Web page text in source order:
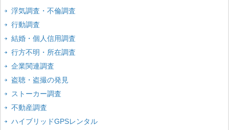
浮気調査・不倫調査
行動調査
結婚・個人信用調査
行方不明・所在調査
企業関連調査
盗聴・盗撮の発見
ストーカー調査
不動産調査
ハイブリッドGPSレンタル